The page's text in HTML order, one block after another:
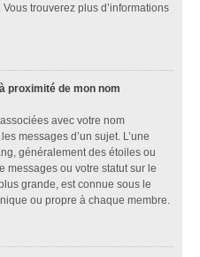
trouverez plus d’informations
proximité de mon nom
avec votre nom
messages d’un sujet. L’une
généralement des étoiles ou
messages ou votre statut sur le
grande, est connue sous le
ou propre à chaque membre.